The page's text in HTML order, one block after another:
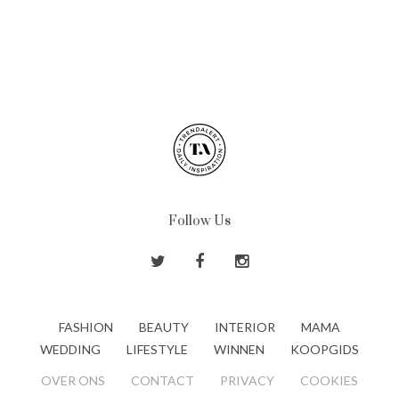
Follow Us
FASHION BEAUTY INTERIOR
MAMA
WEDDING
LIFESTYLE WINNEN KOOPGIDS
OVER ONS CONTACT PRIVACY COOKIES